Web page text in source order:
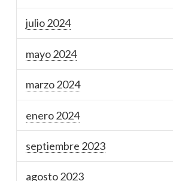
julio 2024
mayo 2024
marzo 2024
enero 2024
septiembre 2023
agosto 2023